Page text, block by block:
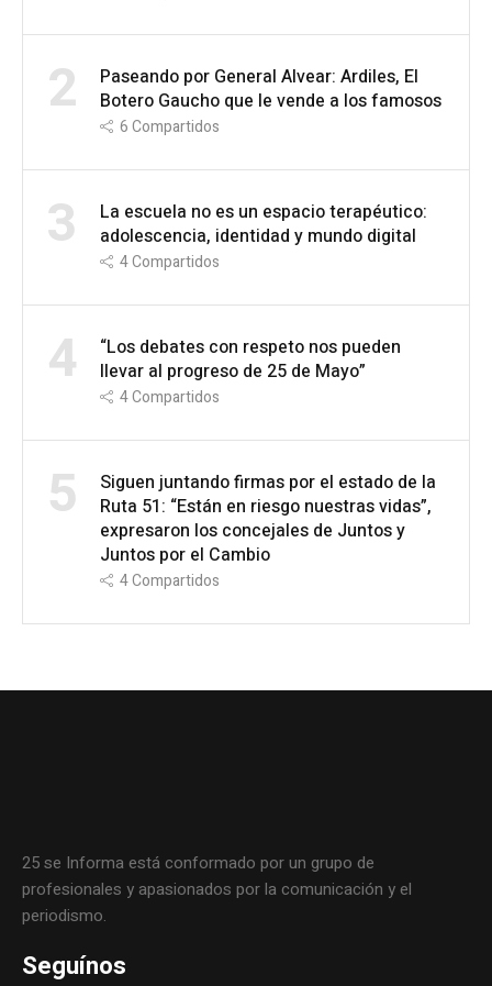
2
Paseando por General Alvear: Ardiles, El
Botero Gaucho que le vende a los famosos
6Compartidos
3
La escuela no es un espacio terapéutico:
adolescencia, identidad y mundo digital
4Compartidos
4
“Los debates con respeto nos pueden
llevar al progreso de 25 de Mayo”
4Compartidos
5
Siguen juntando firmas por el estado de la
Ruta 51: “Están en riesgo nuestras vidas”,
expresaron los concejales de Juntos y
Juntos por el Cambio
4Compartidos
25 se Informa está conformado por un grupo de
profesionales y apasionados por la comunicación y el
periodismo.
Seguínos